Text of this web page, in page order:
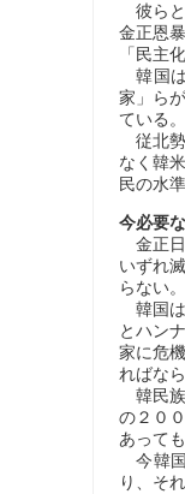
彼らと
金正恩
「民主
韓国は
家」ら
ている。
従北勢
なく韓
民の水
今必要
金正日
いずれ
らない。
韓国は
とハン
家に危
ればなら
韓民族
の２０
あって
今韓国
り、そ